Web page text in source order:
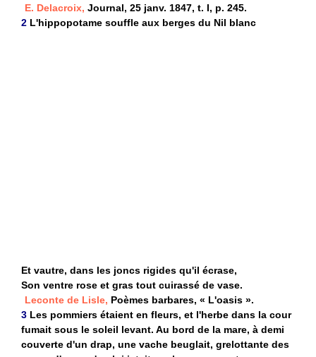
E. Delacroix, Journal, 25 janv. 1847, t. I, p. 245.
2 L'hippopotame souffle aux berges du Nil blanc
Et vautre, dans les joncs rigides qu'il écrase,
Son ventre rose et gras tout cuirassé de vase.
Leconte de Lisle, Poèmes barbares, « L'oasis ».
3 Les pommiers étaient en fleurs, et l'herbe dans la cour
fumait sous le soleil levant. Au bord de la mare, à demi
couverte d'un drap, une vache beuglait, grelottante des